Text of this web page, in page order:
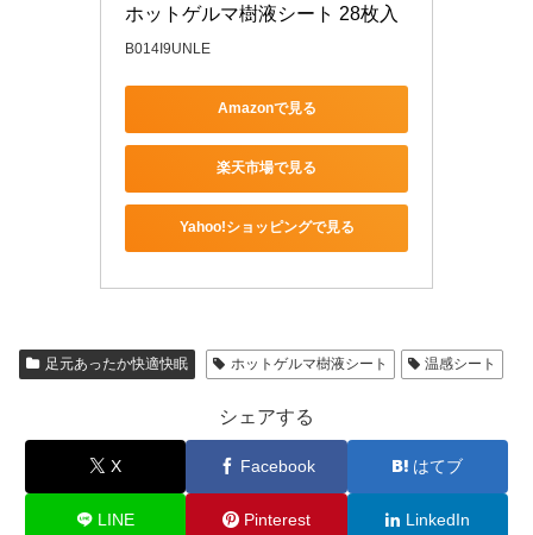
ホットゲルマ樹液シート 28枚入
B014I9UNLE
Amazonで見る
楽天市場で見る
Yahoo!ショッピングで見る
足元あったか快適快眠 ホットゲルマ樹液シート 温感シート
シェアする
X Facebook はてブ
LINE Pinterest LinkedIn